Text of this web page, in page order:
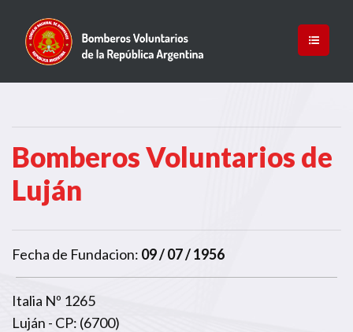
Bomberos Voluntarios de
Luján
Fecha de Fundacion: 09 / 07 / 1956
Italia Nº 1265
Luján - CP: (6700)